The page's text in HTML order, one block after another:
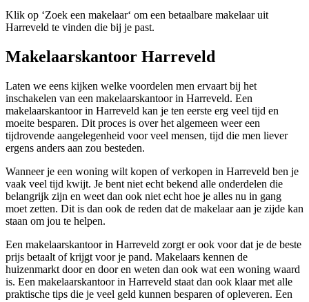
Klik op ‘Zoek een makelaar‘ om een betaalbare makelaar uit
Harreveld te vinden die bij je past.
Makelaarskantoor Harreveld
Laten we eens kijken welke voordelen men ervaart bij het
inschakelen van een makelaarskantoor in Harreveld. Een
makelaarskantoor in Harreveld kan je ten eerste erg veel tijd en
moeite besparen. Dit proces is over het algemeen weer een
tijdrovende aangelegenheid voor veel mensen, tijd die men liever
ergens anders aan zou besteden.
Wanneer je een woning wilt kopen of verkopen in Harreveld ben je
vaak veel tijd kwijt. Je bent niet echt bekend alle onderdelen die
belangrijk zijn en weet dan ook niet echt hoe je alles nu in gang
moet zetten. Dit is dan ook de reden dat de makelaar aan je zijde kan
staan om jou te helpen.
Een makelaarskantoor in Harreveld zorgt er ook voor dat je de beste
prijs betaalt of krijgt voor je pand. Makelaars kennen de
huizenmarkt door en door en weten dan ook wat een woning waard
is. Een makelaarskantoor in Harreveld staat dan ook klaar met alle
praktische tips die je veel geld kunnen besparen of opleveren. Een